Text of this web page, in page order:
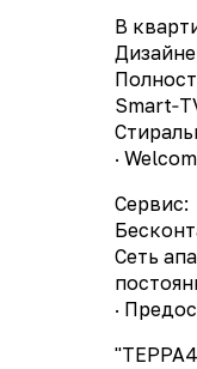
В
·
Сервис:
Сеть
·